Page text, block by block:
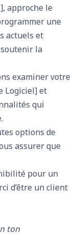
approche le
une
actuels et
la
examiner votre
Logiciel] et
qui
options de
assurer que
pour un
d’être un client
ton